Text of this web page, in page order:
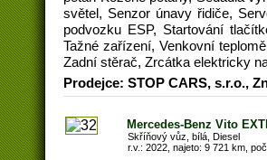
světel, Senzor únavy řidiče,
podvozku ESP, Startování
Tažné zařízení, Venkovní
Zadní stěrač, Zrcátka elektricky
Prodejce: STOP CARS, s.r.o.,
Mercedes-Benz Vito
Skříňový vůz, bílá, Diesel
r.v.: 2022, najeto: 9 721 km,